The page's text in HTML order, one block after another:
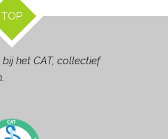
TOP
het CAT, collectief